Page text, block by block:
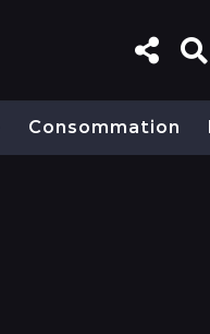
Consommation